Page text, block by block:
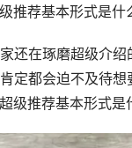
推荐基本形式是什
还在琢磨超级介
定都会迫不及待
级推荐基本形式是